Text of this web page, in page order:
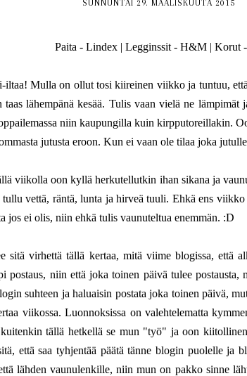
SUNNUNTAI 29. MAALISKUUTA 2015
Paita - Lindex | Legginssit - H&M | Korut
iltaa! Mulla on ollut tosi kiireinen viikko ja tuntuu,
lähempänä kesää. Tulis vaan vielä ne lämpimät
niin kaupungilla kuin kirpputoreillakin.
jutusta eroon. Kun ei vaan ole tilaa joka
viikolla oon kyllä herkutellutkin ihan sikana ja
vettä, räntä, lunta ja hirveä tuuli. Ehkä ens
jos ei olis, niin ehkä tulis vaunuteltua enemmän. :D
sitä virhettä tällä kertaa, mitä viime blogissa, että
postaus, niin että joka toinen päivä tulee postausta,
suhteen ja haluaisin postata joka toinen päivä,
viikossa. Luonnoksissa on valehtelematta
tällä hetkellä se mun "työ" ja oon kiitollinen
että saa tyhjentää päätä tänne blogin puolelle ja
lähden vaunulenkille, niin mun on pakko sinne